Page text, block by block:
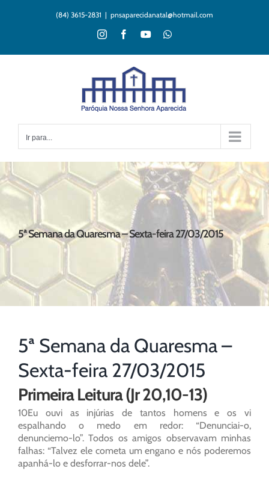
(84) 3615-2831 | pnsaparecidanatal@hotmail.com
InstagramFacebookYouTubeWhatsApp
Ir para...
5ª Semana da Quaresma – Sexta-feira 27/03/2015
5ª Semana da Quaresma –
Sexta-feira 27/03/2015
Primeira Leitura (Jr 20,10-13)
10Eu ouvi as injúrias de tantos homens e os vi
espalhando o medo em redor: “Denunciai-o,
denunciemo-lo”. Todos os amigos observavam minhas
falhas: “Talvez ele cometa um engano e nós poderemos
apanhá-lo e desforrar-nos dele”.